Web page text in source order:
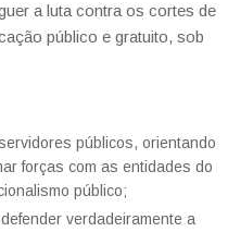
a luta contra os cortes de
público e gratuito, sob
públicos, orientando
forças com as entidades do
público;
verdadeiramente a